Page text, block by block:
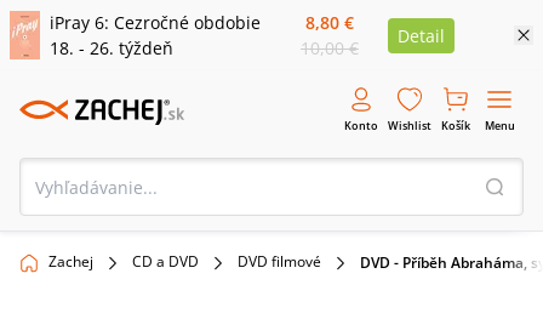
iPray 6: Cezročné obdobie
18. - 26. týždeň
8,80 €
10,00 €
Detail
Konto Wishlist Košík Menu
Zachej CD a DVD DVD filmové DVD - Příběh Abraháma,